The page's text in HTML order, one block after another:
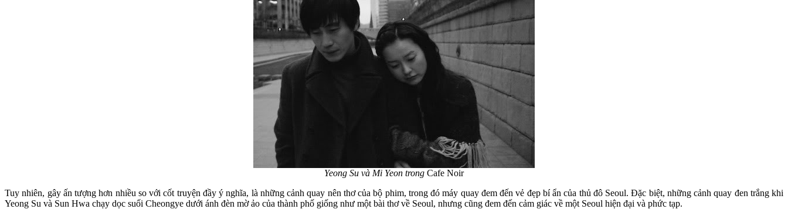
Yeong Su và Mi Yeon trong Cafe Noir
Tuy nhiên, gây ấn tượng hơn nhiều so với cốt truyện đầy ý nghĩa, là những cảnh quay nên thơ của bộ phim, trong đó máy quay đem đến vẻ đẹp bí ẩn của thủ đô Seoul. Đặc biệt, những cảnh quay đen trắng khi
Yeong Su và Sun Hwa chạy dọc suối Cheongye dưới ánh đèn mờ ảo của thành phố giống như một bài thơ về Seoul, nhưng cũng đem đến cảm giác về một Seoul hiện đại và phức tạp.